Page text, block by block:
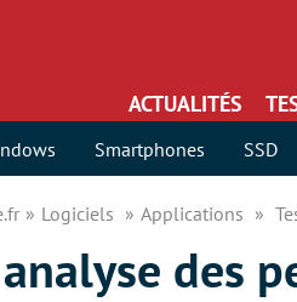
ACTUALITÉS
Smartphones SSD
Logiciels Applications
des